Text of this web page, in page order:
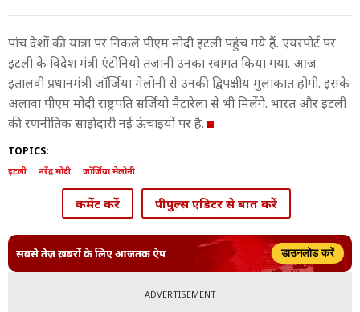
पांच देशों की यात्रा पर निकले पीएम मोदी इटली पहुंच गये हैं. एयरपोर्ट पर
इटली के विदेश मंत्री एंटोनियो तजानी उनका स्वागत किया गया. आज
इतालवी प्रधानमंत्री जॉर्जिया मेलोनी से उनकी द्विपक्षीय मुलाकात होगी. इसके
अलावा पीएम मोदी राष्ट्रपति सर्जियो मैटारेला से भी मिलेंगे. भारत और इटली
की रणनीतिक साझेदारी नई ऊंचाइयों पर है.
TOPICS:
इटली नरेंद्र मोदी जॉर्जिया मेलोनी
कमेंट करें पीपुल्स एडिटर से बात करें
सबसे तेज़ ख़बरों के लिए आजतक ऐप डाउनलोड करें
ADVERTISEMENT